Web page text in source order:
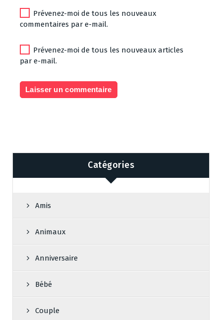
Prévenez-moi de tous les nouveaux
commentaires par e-mail.
Prévenez-moi de tous les nouveaux articles
par e-mail.
Catégories
Amis
Animaux
Anniversaire
Bébé
Couple